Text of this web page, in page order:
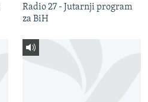
Radio 27 - Jutarnji program
za BiH